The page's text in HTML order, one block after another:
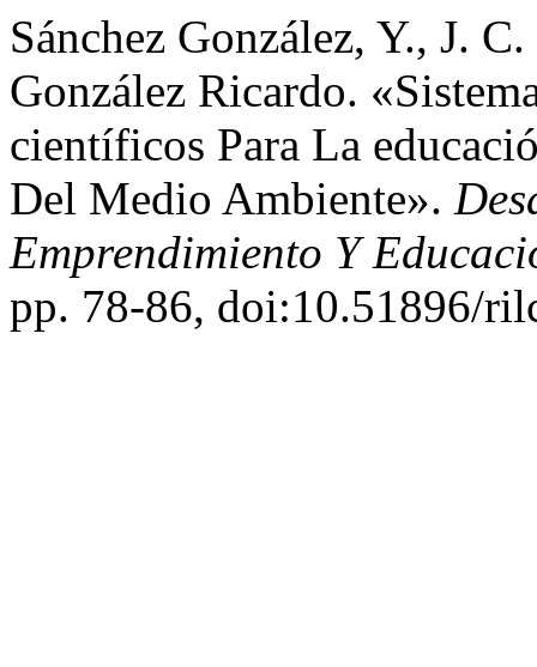
Sánchez González, Y., J.
González Ricardo.
científicos Para La
Del Medio Ambiente».
Emprendimiento Y
pp. 78-86, doi:10.51896/